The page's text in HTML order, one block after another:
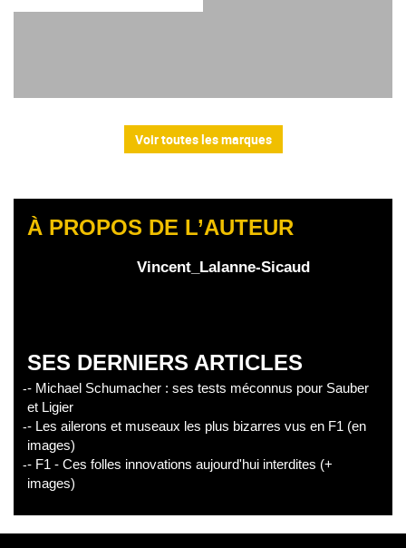
Voir toutes les marques
À PROPOS DE L’AUTEUR
Vincent_Lalanne-Sicaud
SES DERNIERS ARTICLES
- Michael Schumacher : ses tests méconnus pour Sauber
et Ligier
- Les ailerons et museaux les plus bizarres vus en F1 (en
images)
- F1 - Ces folles innovations aujourd'hui interdites (+
images)